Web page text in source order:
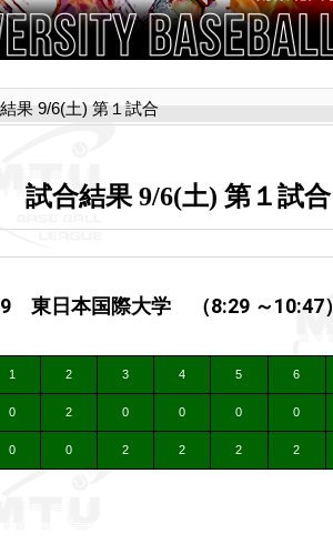
果 9/6(土) 第１試合
試合結果 9/6(土) 第１試合
東日本国際大学 （8:29 ～10:47）
1 2 3 4 5 6
0 2 0 0 0 0
0 0 2 2 2 2